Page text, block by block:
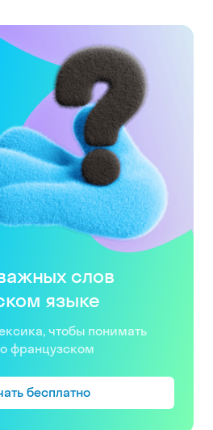
слов
языке
чтобы понимать
французском
бесплатно